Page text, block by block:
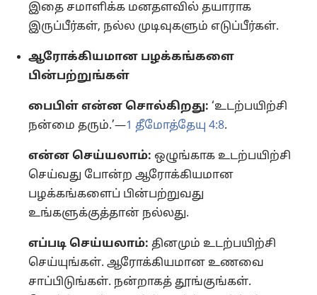
இதை சமாளிக்க மனதளவில் தயாராக
இருப்பீர்கள், நல்ல முடிவுகளும் எடுப்பீர்கள்.
ஆரோக்கியமான பழக்கங்களை
பின்பற்றுங்கள்
பைபிள் என்ன சொல்கிறது: ‘உடற்பயிற்சி
நன்மை தரும்.’—1 தீமோத்தேயு 4:8.
என்ன செய்யலாம்: ஒழுங்காக உடற்பயிற்சி
செய்வது போன்ற ஆரோக்கியமான
பழக்கங்களைப் பின்பற்றுவது
உங்களுக்குத்தான் நல்லது.
எப்படி செய்யலாம்: தினமும் உடற்பயிற்சி
செய்யுங்கள். ஆரோக்கியமான உணவை
சாப்பிடுங்கள். நன்றாகத் தூங்குங்கள்.